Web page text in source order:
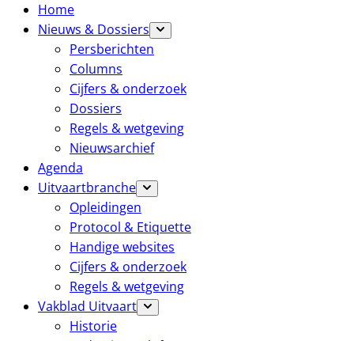
Home
Nieuws & Dossiers
Persberichten
Columns
Cijfers & onderzoek
Dossiers
Regels & wetgeving
Nieuwsarchief
Agenda
Uitvaartbranche
Opleidingen
Protocol & Etiquette
Handige websites
Cijfers & onderzoek
Regels & wetgeving
Vakblad Uitvaart
Historie